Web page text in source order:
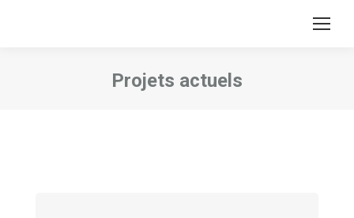
Projets actuels